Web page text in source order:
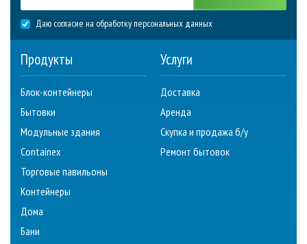
Даю согласие на обработку персональных данных
Продукты
Блок-контейнеры
Бытовки
Модульные здания
Containex
Торговые павильоны
Контейнеры
Дома
Бани
Услуги
Доставка
Аренда
Скупка и продажа б/у
Ремонт бытовок